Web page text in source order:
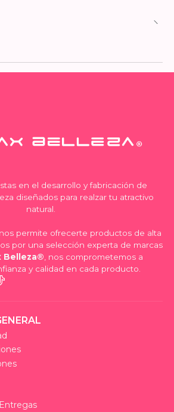
en el desarrollo y fabricación de
diseñados para realzar tu atractivo
natural.
permite ofrecerte productos de alta
por una selección experta de marcas
Belleza® , nos comprometemos a
y calidad en cada producto.